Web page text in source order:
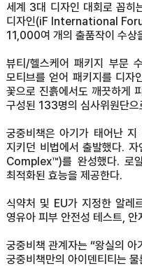
세계 3대 디자인 대회로 꼽히
디자인(iF International
11,000여 개의 출품작이 수상
뷰티/헬스케어 패키지 부문
모티브를 얻어 패키지를 디자
꽃으로 진흙에서도 깨끗하게
구성된 133명의 심사위원단
궁중비책은 아기가 태어난
지키던 비법에서 출발했다.
Complex™)를 완성했다. 로
최적화된 효능을 제공한다.
식약처 및 EU가 지정한 알레
영유아 피부 안전성 테스트,
궁중비책 관계자는 “왕실의
궁중비책만의 아이덴티티는